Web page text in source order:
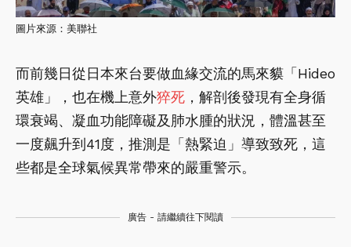
圖片來源：美聯社
而前幾日從日本來台要做血緣交流的馬來貘「Hideo
英雄」，也在機上意外猝死 ，解剖後發現有全身循
環衰竭、凝血功能障礙及肺水腫的狀況，體溫甚至
一度飆升到41度，推測是「熱緊迫」導致致死，這
些都是全球氣候異常帶來的嚴重警示。
廣告 - 請繼續往下閱讀